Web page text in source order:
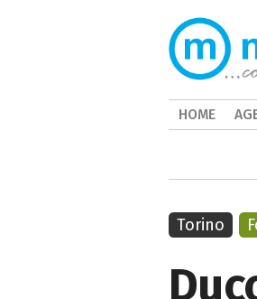
Torino
HOME